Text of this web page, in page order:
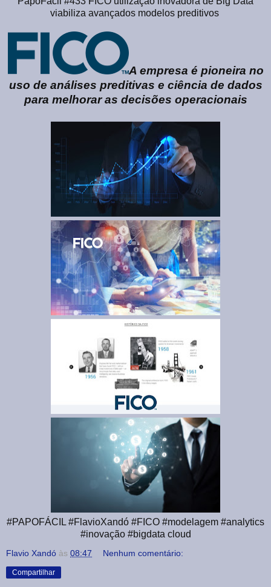
viabiliza avançados modelos preditivos
A empresa é pioneira no
uso de análises preditivas e ciência de dados
para melhorar as decisões operacionais
#PAPOFÁCIL #FlavioXandó #FICO #modelagem #analytics
#inovação #bigdata cloud
Flavio Xandó às 08:47 Nenhum comentário:
Compartilhar